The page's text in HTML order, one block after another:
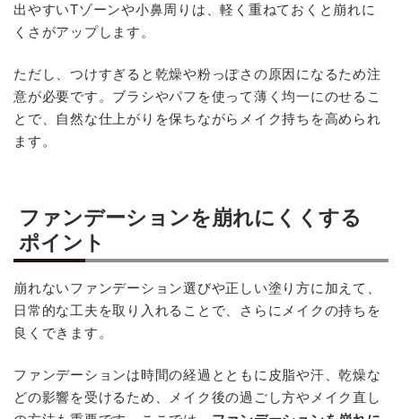
出やすいTゾーンや小鼻周りは、軽く重ねておくと崩れに
くさがアップします。
ただし、つけすぎると乾燥や粉っぽさの原因になるため注
意が必要です。ブラシやパフを使って薄く均一にのせるこ
とで、自然な仕上がりを保ちながらメイク持ちを高められ
ます。
ファンデーションを崩れにくくする
ポイント
崩れないファンデーション選びや正しい塗り方に加えて、
日常的な工夫を取り入れることで、さらにメイクの持ちを
良くできます。
ファンデーションは時間の経過とともに皮脂や汗、乾燥な
どの影響を受けるため、メイク後の過ごし方やメイク直し